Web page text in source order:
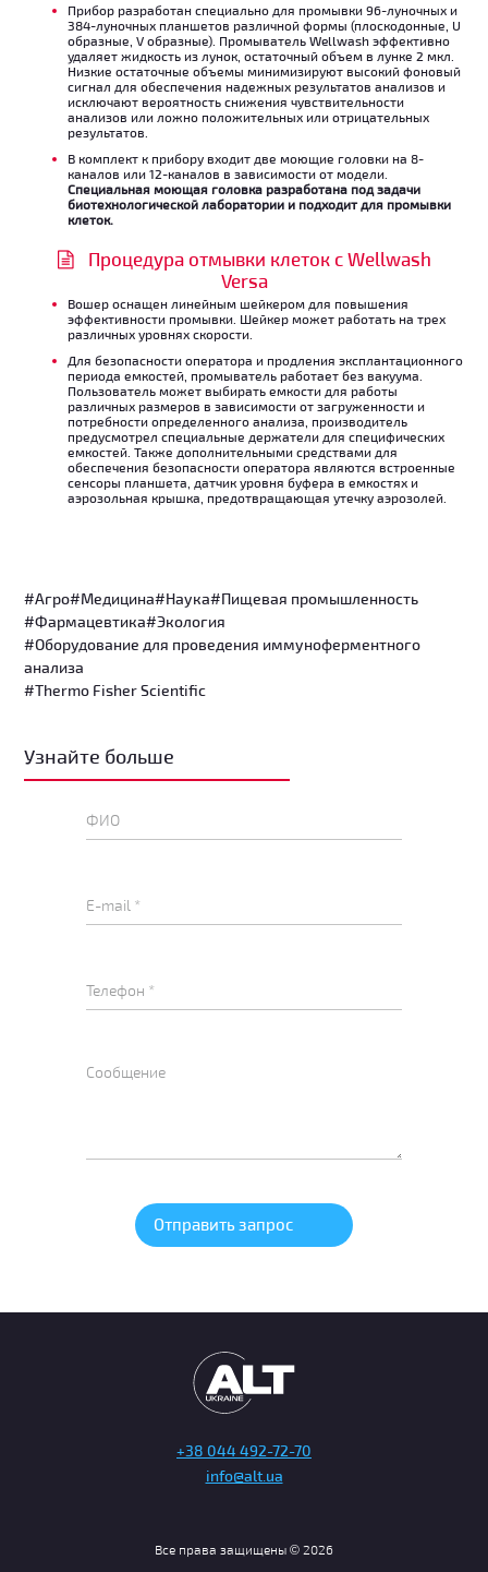
Прибор разработан специально для промывки 96-луночных и
384-луночных планшетов различной формы (плоскодонные, U
образные, V образные). Промыватель Wellwash эффективно
удаляет жидкость из лунок, остаточный объем в лунке 2 мкл.
Низкие остаточные объемы минимизируют высокий фоновый
сигнал для обеспечения надежных результатов анализов и
исключают вероятность снижения чувствительности
анализов или ложно положительных или отрицательных
результатов.
В комплект к прибору входит две моющие головки на 8-
каналов или 12-каналов в зависимости от модели.
Специальная моющая головка разработана под задачи
биотехнологической лаборатории и подходит для промывки
клеток.
Процедура отмывки клеток с Wellwash
Versa
Вошер оснащен линейным шейкером для повышения
эффективности промывки. Шейкер может работать на трех
различных уровнях скорости.
Для безопасности оператора и продления эксплантационного
периода емкостей, промыватель работает без вакуума.
Пользователь может выбирать емкости для работы
различных размеров в зависимости от загруженности и
потребности определенного анализа, производитель
предусмотрел специальные держатели для специфических
емкостей. Также дополнительными средствами для
обеспечения безопасности оператора являются встроенные
сенсоры планшета, датчик уровня буфера в емкостях и
аэрозольная крышка, предотвращающая утечку аэрозолей.
#Агро#Медицина#Наука#Пищевая промышленность
#Фармацевтика#Экология
#Оборудование для проведения иммуноферментного
анализа
#Thermo Fisher Scientific
Узнайте больше
+38 044 492-72-70
info@alt.ua
Все права защищены © 2026